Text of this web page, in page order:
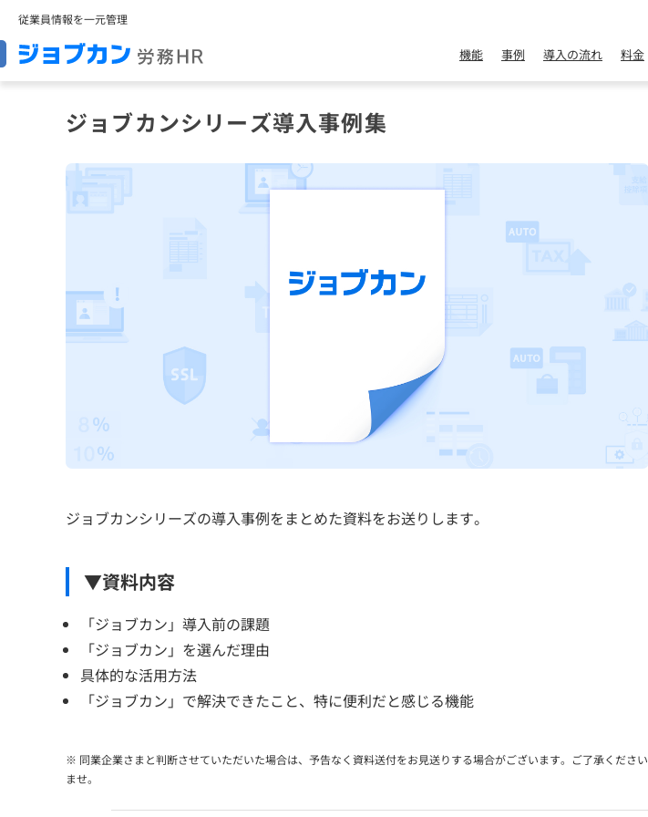
従業員情報を一元管理
機能 事例 導入の流れ 料金
ジョブカンシリーズ導入事例集
ジョブカンシリーズの導入事例をまとめた資料をお送りします。
▼資料内容
「ジョブカン」導入前の課題
「ジョブカン」を選んだ理由
具体的な活用方法
「ジョブカン」で解決できたこと、特に便利だと感じる機能
※ 同業企業さまと判断させていただいた場合は、予告なく資料送付をお見送りする場合がございます。ご了承ください
ませ。